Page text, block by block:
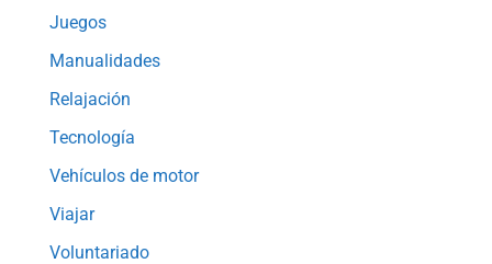
Juegos
Manualidades
Relajación
Tecnología
Vehículos de motor
Viajar
Voluntariado